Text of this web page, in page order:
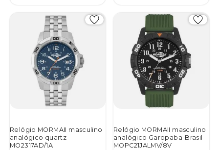
Relógio MORMAII masculino
analógico quartz
MO2317AD/1A
Relógio MORMAII masculino
analógico Garopaba-Brasil
MOPC21JALMV/8V